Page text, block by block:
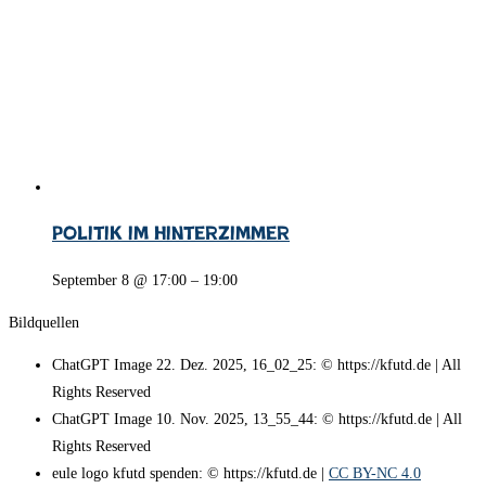
Politik im Hinterzimmer
September 8 @ 17:00 – 19:00
Bildquellen
ChatGPT Image 22. Dez. 2025, 16_02_25: © https://kfutd.de | All
Rights Reserved
ChatGPT Image 10. Nov. 2025, 13_55_44: © https://kfutd.de | All
Rights Reserved
eule logo kfutd spenden: © https://kfutd.de | CC BY-NC 4.0